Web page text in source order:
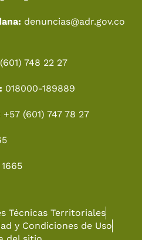
denuncias@adr.gov.co
748 22 27
018000-189889
+57 (601) 747 78 27
Técnicas Territoriales
y Condiciones de Uso